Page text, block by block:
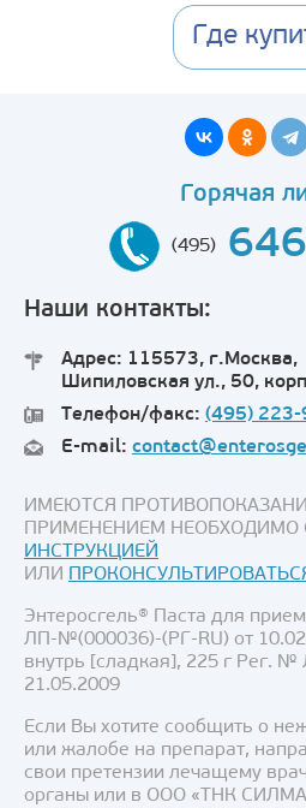
Где
Горячая
(495)
Наши контакты:
Адрес: 115573, г.Москва,
Шипиловская ул., 50,
Телефон/факс: (495)
E-mail:
ИМЕЮТСЯ
ПРИМЕНЕНИЕМ НЕОБХОДИМО
ИНСТРУКЦИЕЙ
ИЛИ
Энтеросгель® Паста для
ЛП-№(000036)-(РГ-RU) от
внутрь [сладкая], 225 г Рег.
21.05.2009
Если Вы хотите сообщить о
или жалобе на препарат,
свои претензии лечащему
органы или в ООО «ТНК